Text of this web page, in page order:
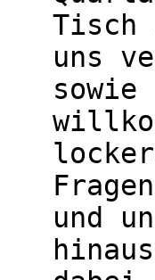
Tisch
uns
sowie
und